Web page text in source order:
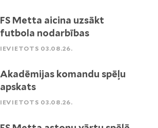
FS Metta aicina uzsākt
futbola nodarbības
IEVIETOTS 03.08.26.
Akadēmijas komandu spēļu
apskats
IEVIETOTS 03.08.26.